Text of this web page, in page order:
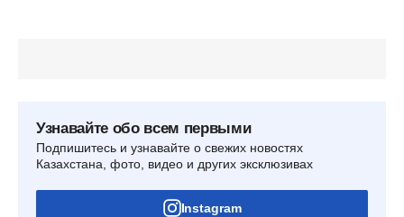
Узнавайте обо всем первыми
Подпишитесь и узнавайте о свежих новостях
Казахстана, фото, видео и других эксклюзивах
Instagram